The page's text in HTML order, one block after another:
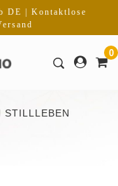
DE | Kontaktlose
0
STILLLEBEN